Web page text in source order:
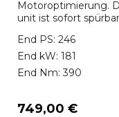
Motoroptimierung.
unit ist sofort
End PS: 246
End kW: 181
End Nm: 390
749,00 €